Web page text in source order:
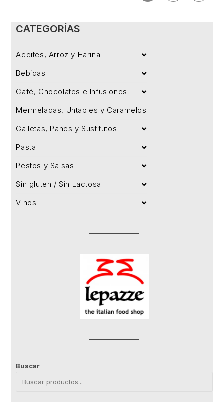
CATEGORÍAS
Aceites, Arroz y Harina
Bebidas
Café, Chocolates e Infusiones
Mermeladas, Untables y Caramelos
Galletas, Panes y Sustitutos
Pasta
Pestos y Salsas
Sin gluten / Sin Lactosa
Vinos
Buscar